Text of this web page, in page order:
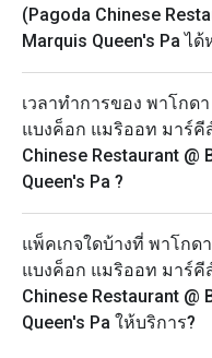
(Pagoda Chinese
Marquis Queen's Pa ได้
เวลาทำการของ พาโกด
แบงค็อก แมริออท มาร์คี
Chinese Restaurant @
Queen's Pa ?
แพ็คเกจใดบ้างที่ พาโกด
แบงค็อก แมริออท มาร์คี
Chinese Restaurant @
Queen's Pa ให้บริการ?